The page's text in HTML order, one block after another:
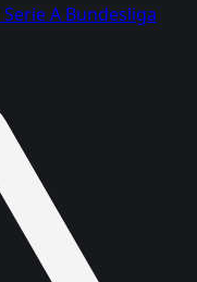
Serie A Bundesliga